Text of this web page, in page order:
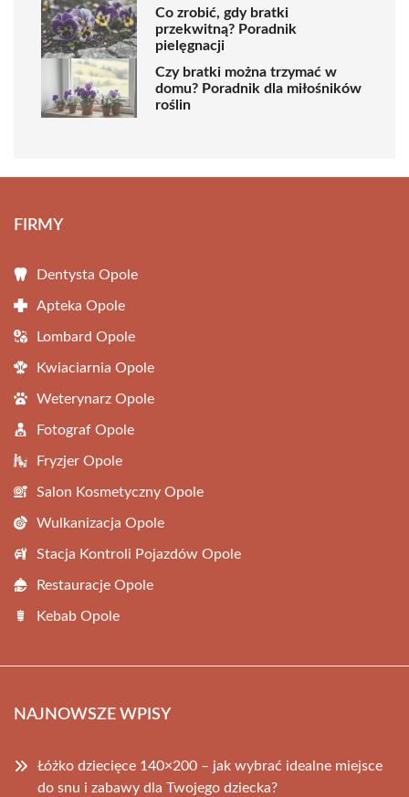
Co zrobić, gdy bratki
przekwitną? Poradnik
pielęgnacji
Czy bratki można trzymać w
domu? Poradnik dla miłośników
roślin
FIRMY
Dentysta Opole
Apteka Opole
Lombard Opole
Kwiaciarnia Opole
Weterynarz Opole
Fotograf Opole
Fryzjer Opole
Salon Kosmetyczny Opole
Wulkanizacja Opole
Stacja Kontroli Pojazdów Opole
Restauracje Opole
Kebab Opole
NAJNOWSZE WPISY
Łóżko dziecięce 140×200 – jak wybrać idealne miejsce
do snu i zabawy dla Twojego dziecka?